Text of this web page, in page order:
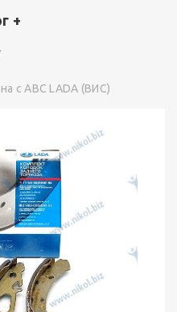
+
с АВС LADA (ВИС)